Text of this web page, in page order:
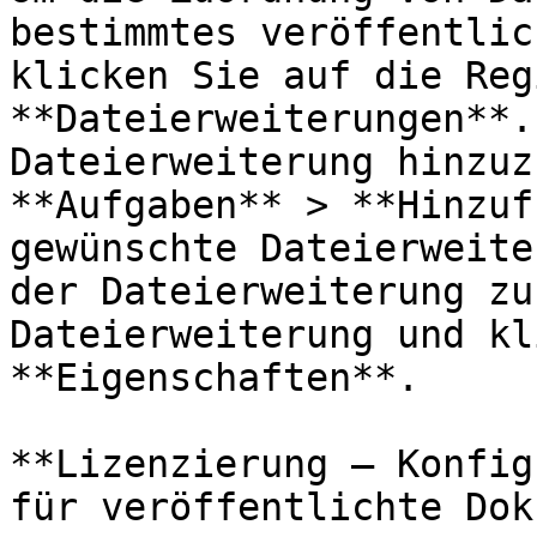
bestimmtes
klicken Sie auf die
Dateierweiterung
**Aufgaben** >
gewünschte
der Dateierweiterung
Dateierweiterung und
**Eigenschaften**.
**Lizenzierung –
für veröffentlichte